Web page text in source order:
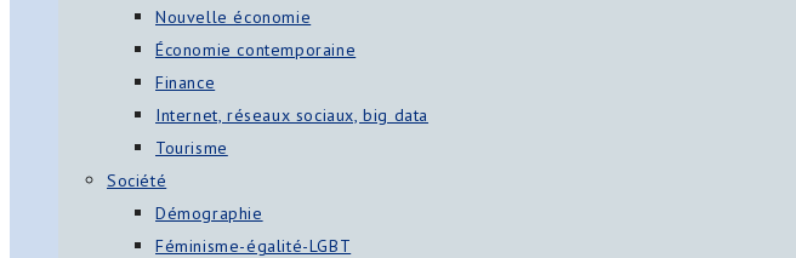
Nouvelle économie
Économie contemporaine
Finance
Internet, réseaux sociaux, big data
Tourisme
Société
Démographie
Féminisme-égalité-LGBT